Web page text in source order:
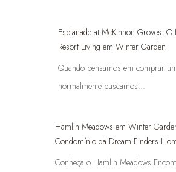
Esplanade at McKinnon Groves:
Resort Living em Winter Garden
Quando pensamos em comprar
normalmente buscamos…
Hamlin Meadows em Winter
Condomínio da Dream Finders
Conheça o Hamlin Meadows